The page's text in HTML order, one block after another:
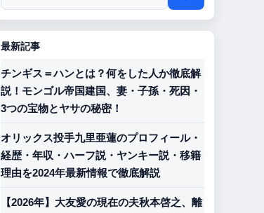
最新記事
チンギス＝ハンとは？何をした人か徹底解
説！モンゴル帝国建国、妻・子孫・死因・
3つの宝物とヤサの秘密！
オリックス投手九里亜蓮のプロフィール・
経歴・年収・ハーフ説・ヤンキー説・移籍
理由を2024年最新情報で徹底解説
【2026年】大友愛の現在の夫秋本啓之、離